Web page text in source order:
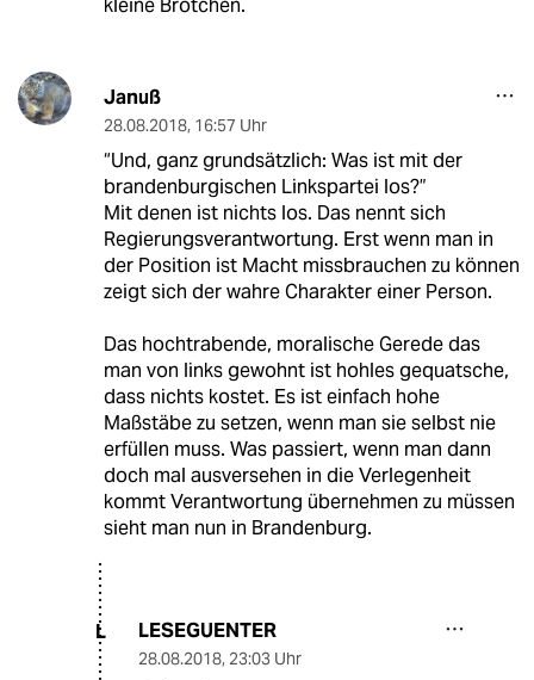
kleine Brötchen.
Januß
28.08.2018, 16:57 Uhr
“Und, ganz grundsätzlich: Was ist mit der
brandenburgischen Linkspartei los?”
Mit denen ist nichts los. Das nennt sich
Regierungsverantwortung. Erst wenn man in
der Position ist Macht missbrauchen zu können
zeigt sich der wahre Charakter einer Person.
Das hochtrabende, moralische Gerede das
man von links gewohnt ist hohles gequatsche,
dass nichts kostet. Es ist einfach hohe
Maßstäbe zu setzen, wenn man sie selbst nie
erfüllen muss. Was passiert, wenn man dann
doch mal ausversehen in die Verlegenheit
kommt Verantwortung übernehmen zu müssen
sieht man nun in Brandenburg.
L LESEGUENTER
28.08.2018, 23:03 Uhr